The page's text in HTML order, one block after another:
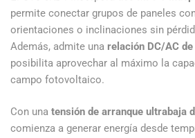
permite conectar grupos de paneles
orientaciones o inclinaciones sin
Además, admite una relación DC/AC
posibilita aprovechar al máximo la
campo fotovoltaico.
Con una tensión de arranque ultrabaja
comienza a generar energía desde